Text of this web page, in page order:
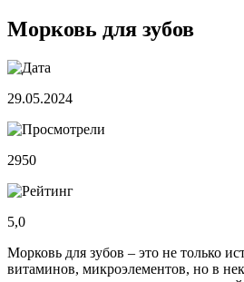
Морковь для зубов
29.05.2024
2950
5,0
Морковь для зубов – это не только
витаминов, микроэлементов, но в